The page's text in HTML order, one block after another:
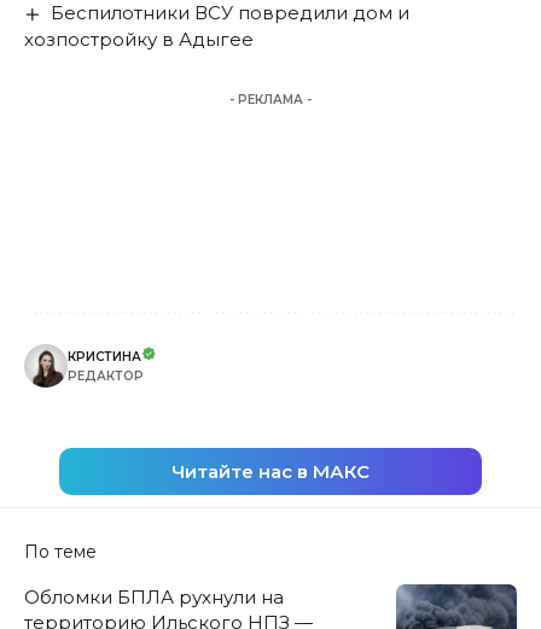
Беспилотники ВСУ повредили дом и
хозпостройку в Адыгее
- РЕКЛАМА -
КРИСТИНА
РЕДАКТОР
Читайте нас в МАКС
По теме
Обломки БПЛА рухнули на
территорию Ильского НПЗ —